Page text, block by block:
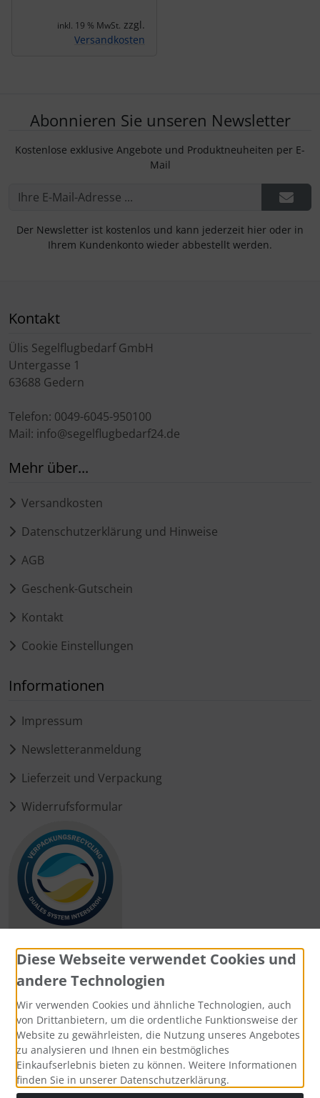
inkl. 19 % MwSt. zzgl.
Versandkosten
Abonnieren Sie unseren Newsletter
Kostenlose exklusive Angebote und Produktneuheiten per E-
Mail
Der Newsletter ist kostenlos und kann jederzeit hier oder in
Ihrem Kundenkonto wieder abbestellt werden.
Kontakt
Ülis Segelflugbedarf GmbH
Untergasse 1
63688 Gedern
Telefon: 0049-6045-950100
Mail: info@segelflugbedarf24.de
Mehr über...
Versandkosten
Datenschutzerklärung und Hinweise
AGB
Geschenk-Gutschein
Kontakt
Cookie Einstellungen
Informationen
Impressum
Newsletteranmeldung
Lieferzeit und Verpackung
Widerrufsformular
Zahlungsmethoden
Social Media
Diese Webseite verwendet Cookies und
andere Technologien
Wir verwenden Cookies und ähnliche Technologien, auch
von Drittanbietern, um die ordentliche Funktionsweise der
Website zu gewährleisten, die Nutzung unseres Angebotes
zu analysieren und Ihnen ein bestmögliches
Einkaufserlebnis bieten zu können. Weitere Informationen
finden Sie in unserer Datenschutzerklärung.